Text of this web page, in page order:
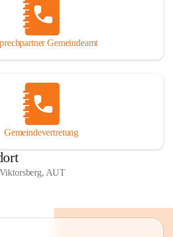
Gemeindeamt
Gemeindevertretung
AUT